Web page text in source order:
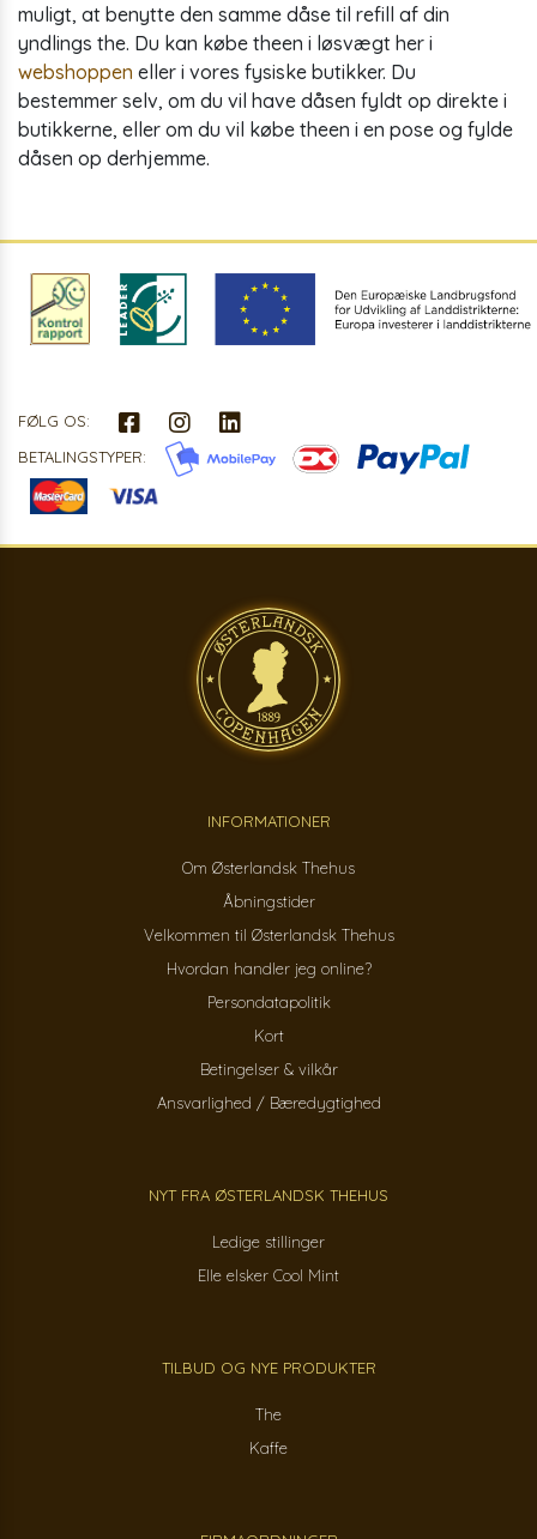
muligt, at benytte den samme dåse til refill af din
yndlings the. Du kan købe theen i løsvægt her i
webshoppen eller i vores fysiske butikker. Du
bestemmer selv, om du vil have dåsen fyldt op direkte i
butikkerne, eller om du vil købe theen i en pose og fylde
dåsen op derhjemme.
FØLG OS:
BETALINGSTYPER:
INFORMATIONER
Om Østerlandsk Thehus
Åbningstider
Velkommen til Østerlandsk Thehus
Hvordan handler jeg online?
Persondatapolitik
Kort
Betingelser & vilkår
Ansvarlighed / Bæredygtighed
NYT FRA ØSTERLANDSK THEHUS
Ledige stillinger
Elle elsker Cool Mint
TILBUD OG NYE PRODUKTER
The
Kaffe